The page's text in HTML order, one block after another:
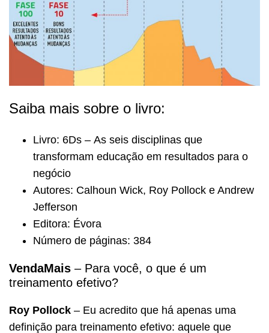
Saiba mais sobre o livro:
Livro: 6Ds – As seis disciplinas que
transformam educação em resultados para o
negócio
Autores: Calhoun Wick, Roy Pollock e Andrew
Jefferson
Editora: Évora
Número de páginas: 384
VendaMais – Para você, o que é um
treinamento efetivo?
Roy Pollock – Eu acredito que há apenas uma
definição para treinamento efetivo: aquele que